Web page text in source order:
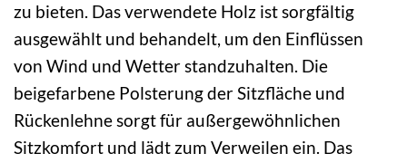
zu bieten. Das verwendete Holz ist sorgfältig
ausgewählt und behandelt, um den Einflüssen
von Wind und Wetter standzuhalten. Die
beigefarbene Polsterung der Sitzfläche und
Rückenlehne sorgt für außergewöhnlichen
Sitzkomfort und lädt zum Verweilen ein. Das